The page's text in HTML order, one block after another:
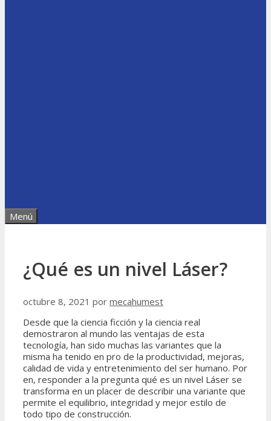
Menú
¿Qué es un nivel Láser?
octubre 8, 2021 por mecahumest
Desde que la ciencia ficción y la ciencia real
demostraron al mundo las ventajas de esta
tecnología, han sido muchas las variantes que la
misma ha tenido en pro de la productividad, mejoras,
calidad de vida y entretenimiento del ser humano. Por
en, responder a la pregunta qué es un nivel Láser se
transforma en un placer de describir una variante que
permite el equilibrio, integridad y mejor estilo de
todo tipo de construcción.